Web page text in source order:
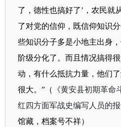
了，德性也搞好了’，农民就
了对党的信仰，既信仰知识
些知识分子多是小地主出身
阶级分化了。而且情况搞得
动，有什么抵抗力量，他们
很大。”（
《黄安县初期革命
红四方面军战史编写人员的报
馆藏，档案号不祥）